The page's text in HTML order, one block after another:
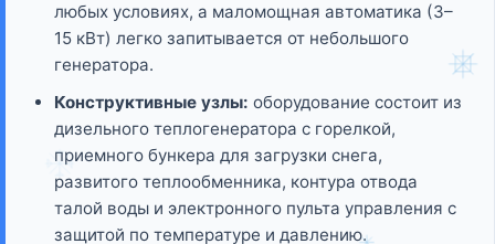
любых условиях, а маломощная автоматика (3–
15 кВт) легко запитывается от небольшого
генератора.
Конструктивные узлы: оборудование состоит из
дизельного теплогенератора с горелкой,
приемного бункера для загрузки снега,
развитого теплообменника, контура отвода
талой воды и электронного пульта управления с
защитой по температуре и давлению.